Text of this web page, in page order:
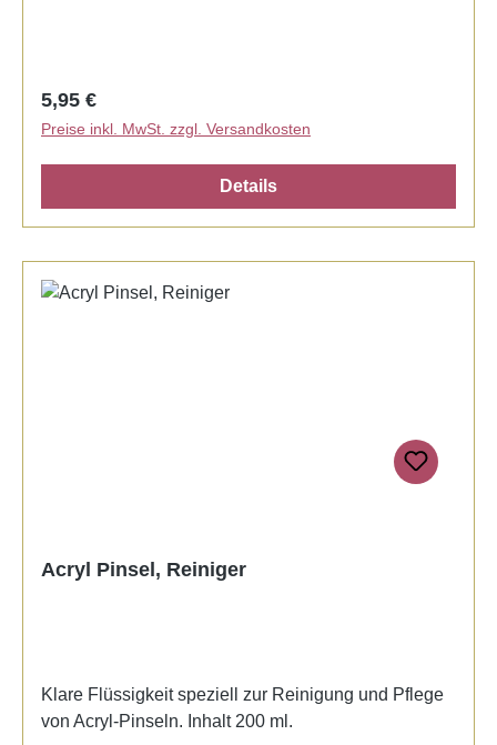
Regulärer Preis:
5,95 €
Preise inkl. MwSt. zzgl. Versandkosten
Details
Acryl Pinsel, Reiniger
Klare Flüssigkeit speziell zur Reinigung und Pflege
von Acryl-Pinseln. Inhalt 200 ml.